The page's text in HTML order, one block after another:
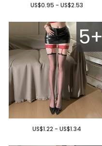
US$0.95 - US$2.53
5+
US$1.22 - US$1.34